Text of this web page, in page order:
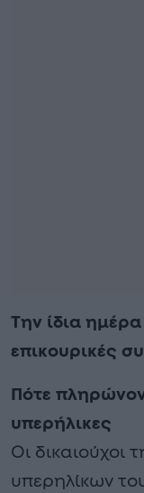
Την ίδια
επικουρικές
Πότε
υπερήλικες
Οι
υπερηλίκων